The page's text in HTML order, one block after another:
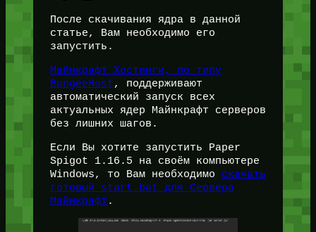
После скачивания ядра в данной
статье, Вам необходимо его
запустить.
Майнкрафт Хостинги, по типу
BungeeHost, поддерживают
автоматический запуск всех
актуальных ядер Майнкрафт серверов
без лишних шагов.
Если Вы хотите запустить Paper
Spigot 1.16.5 на своём компьютере
Windows, то Вам необходимо скачать
готовый start.bat для Сервера
Майнкрафт .